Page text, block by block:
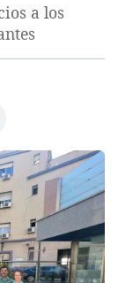
a los